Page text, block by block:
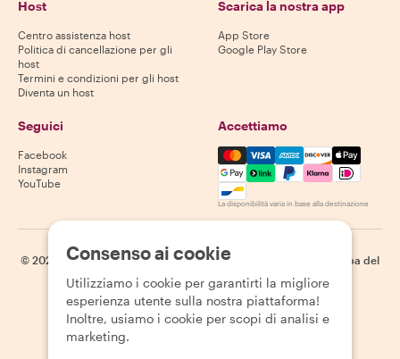
Host
Centro assistenza host
Politica di cancellazione per gli
host
Termini e condizioni per gli host
Diventa un host
Scarica la nostra app
App Store
Google Play Store
Seguici
Facebook
Instagram
YouTube
Accettiamo
Mastercard, Visa, Amex,
La disponibilità varia in base alla destinazione
© 2026 Withlocals.com | Informativa sulla privacy
Mappa del
Consenso ai cookie
Utilizziamo i cookie per garantirti la migliore
esperienza utente sulla nostra piattaforma!
Inoltre, usiamo i cookie per scopi di analisi e
marketing.